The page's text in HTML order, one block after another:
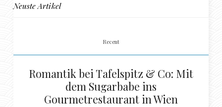
Neuste Artikel
Recent
Romantik bei Tafelspitz & Co: Mit
dem Sugarbabe ins
Gourmetrestaurant in Wien